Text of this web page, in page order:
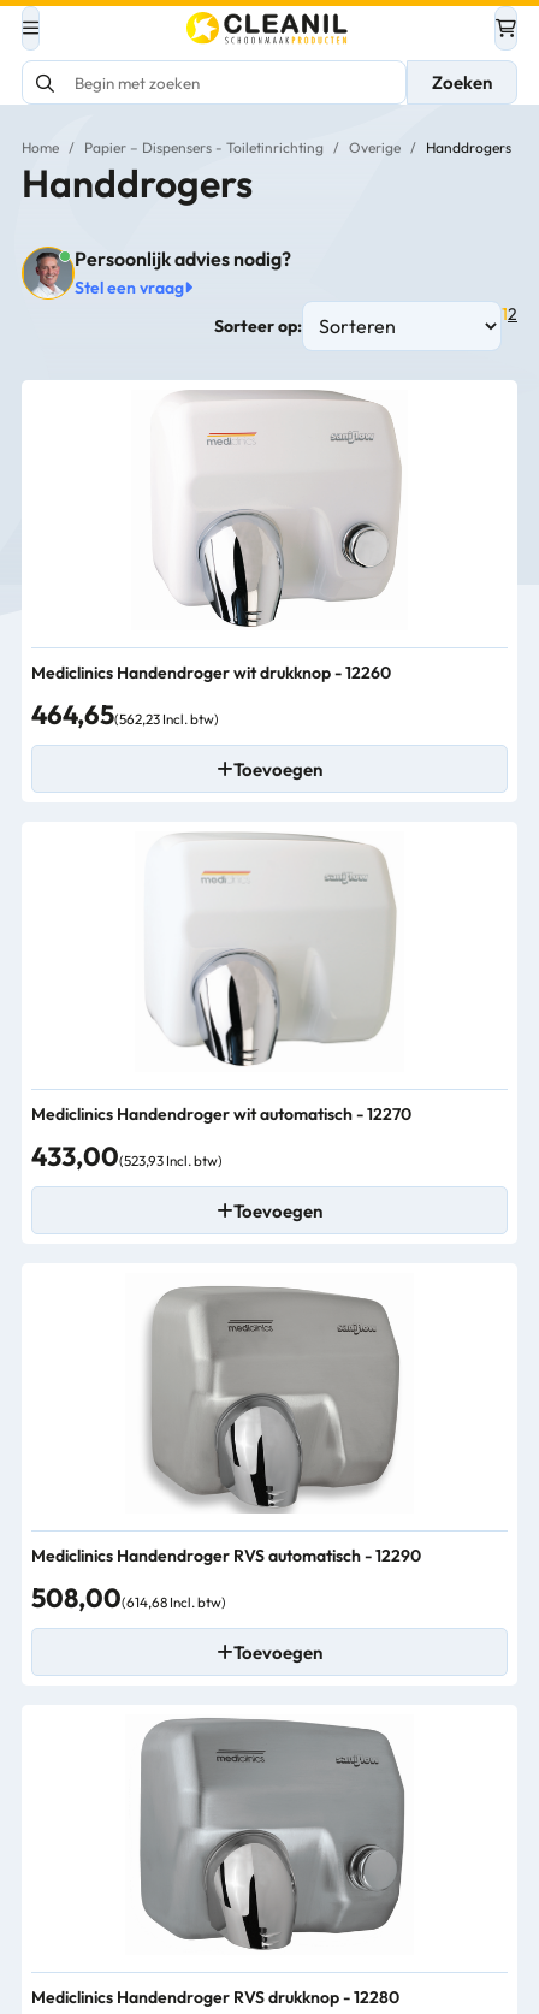
Zoeken
Home / Papier – Dispensers - Toiletinrichting / Overige / Handdrogers
Handdrogers
Persoonlijk advies nodig?
Stel een vraag
Sorteer op:
12
Mediclinics Handendroger wit drukknop - 12260
464,65(562,23 Incl. btw)
Toevoegen
Mediclinics Handendroger wit automatisch - 12270
433,00(523,93 Incl. btw)
Toevoegen
Mediclinics Handendroger RVS automatisch - 12290
508,00(614,68 Incl. btw)
Toevoegen
Mediclinics Handendroger RVS drukknop - 12280